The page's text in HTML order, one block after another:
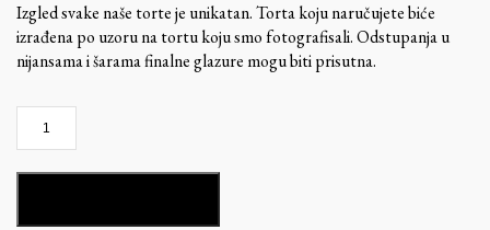
Izgled svake naše torte je unikatan. Torta koju naručujete biće
izrađena po uzoru na tortu koju smo fotografisali. Odstupanja u
nijansama i šarama finalne glazure mogu biti prisutna.
Gotham